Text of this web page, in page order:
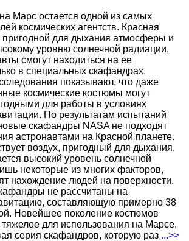
Марс остается одной из самых
космических агентств. Красная
для дыхания атмосферы и
уровню солнечной радиации,
смогут находиться на ее
в специальных скафандрах.
показывают, что даже
космические костюмы могут
для работы в условиях
По результатам испытаний
скафандры NASA не подходят
астронавтами на Красной планете.
воздух, пригодный для дыхания,
высокий уровень солнечной
некоторые из многих факторов,
нахождение людей на поверхности.
не рассчитаны на
составляющую примерно 38
Новейшее поколение костюмов
для использования на Марсе,
серия скафандров, которую раз ...>>